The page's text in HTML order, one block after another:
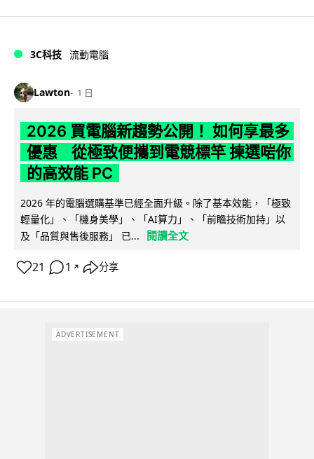
3C科技 流動電腦
Lawton 1 日
2026 買電腦新趨勢公開！ 如何享最多
優惠 從極致便攜到電競標竿 揀選啱你
的高效能 PC
2026 年的電腦選購基準已經全面升級。除了基本效能，「極致
輕量化」、「機身美學」、「AI算力」、「前瞻技術加持」以
及「品質與售後服務」 已...
閱讀全文
21 1 ↗ 分享
ADVERTISEMENT